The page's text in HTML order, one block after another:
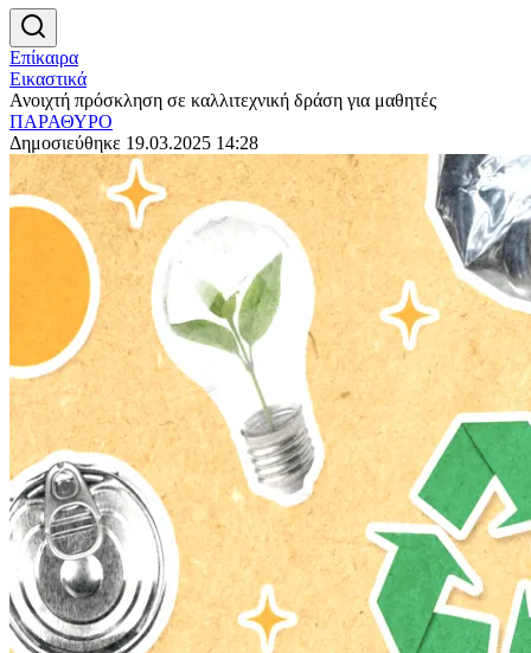
Επίκαιρα
Εικαστικά
Ανοιχτή πρόσκληση σε καλλιτεχνική δράση για μαθητές
ΠΑΡΑΘΥΡΟ
Δημοσιεύθηκε 19.03.2025 14:28